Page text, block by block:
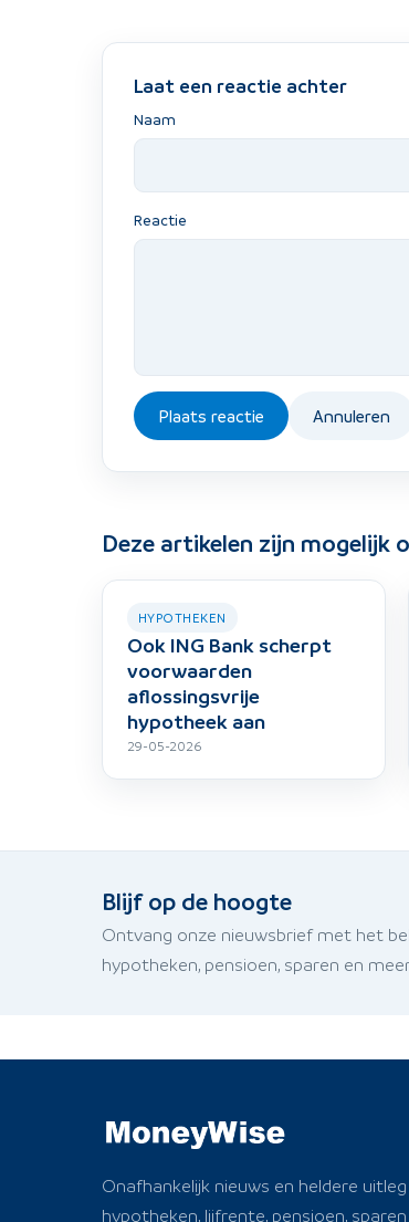
Laat een reactie achter
Naam
Reactie
Plaats reactie Annuleren
Deze artikelen zijn mogelijk
HYPOTHEKEN
Ook ING Bank scherpt
voorwaarden
aflossingsvrije
hypotheek aan
29-05-2026
Blijf op de hoogte
Ontvang onze nieuwsbrief met het
hypotheken, pensioen, sparen en
Onafhankelijk nieuws en heldere
hypotheken, lijfrente, pensioen,